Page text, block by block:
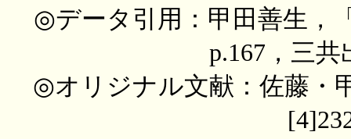
◎データ引用：甲田善生
p.167，三共
◎オリジナル文献：佐藤・